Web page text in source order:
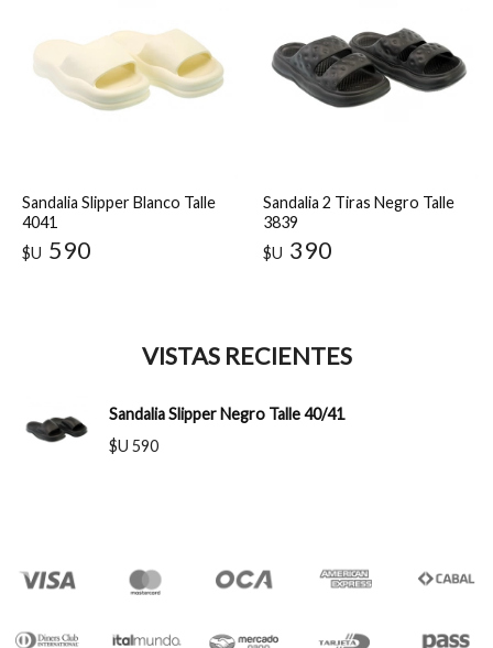
Sandalia Slipper Blanco Talle
4041
$U 590
Sandalia 2 Tiras Negro Talle
3839
$U 390
VISTAS RECIENTES
Sandalia Slipper Negro Talle 40/41
$U 590